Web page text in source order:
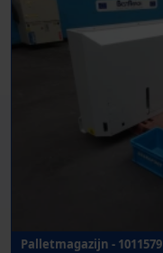
Palletmagazijn - 1011579